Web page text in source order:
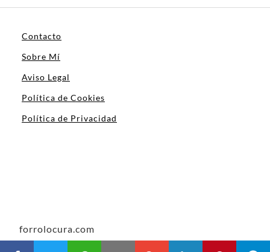
Contacto
Sobre Mí
Aviso Legal
Política de Cookies
Política de Privacidad
forrolocura.com